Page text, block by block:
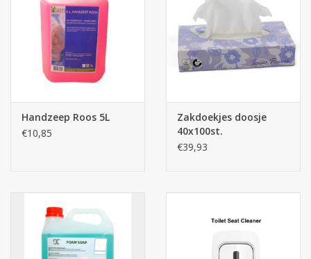
Handzeep Roos 5L
€10,85
Zakdoekjes doosje
40x100st.
€39,93